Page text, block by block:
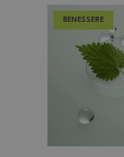
BENESSERE